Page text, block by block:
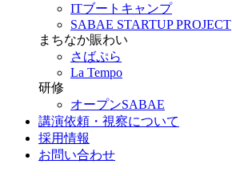
ITブートキャンプ
SABAE STARTUP PROJECT
まちなか賑わい
さばぷら
La Tempo
研修
オープンSABAE
講演依頼・視察について
採用情報
お問い合わせ